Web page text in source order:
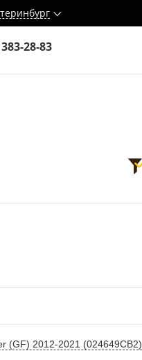
28-83
(GF) 2012-2021 (024649СВ2)